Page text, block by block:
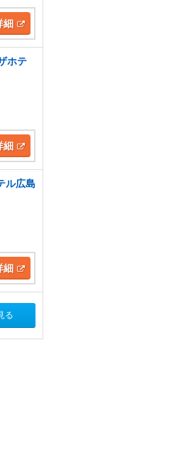
細
ホテ
細
ル広島
細
る